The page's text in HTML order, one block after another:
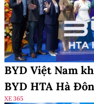
BYD Việt Nam
BYD HTA Hà
XE 365